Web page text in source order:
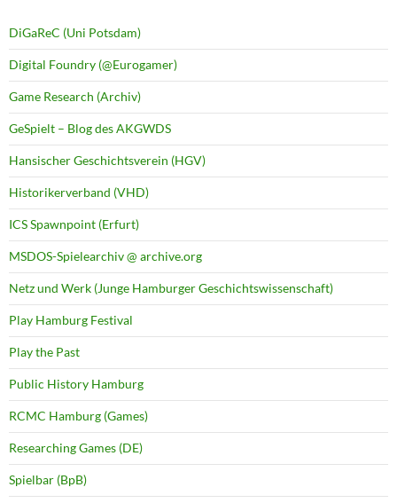
DiGaReC (Uni Potsdam)
Digital Foundry (@Eurogamer)
Game Research (Archiv)
GeSpielt – Blog des AKGWDS
Hansischer Geschichtsverein (HGV)
Historikerverband (VHD)
ICS Spawnpoint (Erfurt)
MSDOS-Spielearchiv @ archive.org
Netz und Werk (Junge Hamburger Geschichtswissenschaft)
Play Hamburg Festival
Play the Past
Public History Hamburg
RCMC Hamburg (Games)
Researching Games (DE)
Spielbar (BpB)